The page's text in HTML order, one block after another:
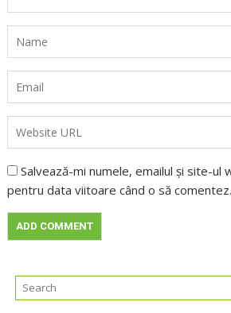
Salvează-mi numele, emailul și site-ul
pentru data viitoare când o să comentez.